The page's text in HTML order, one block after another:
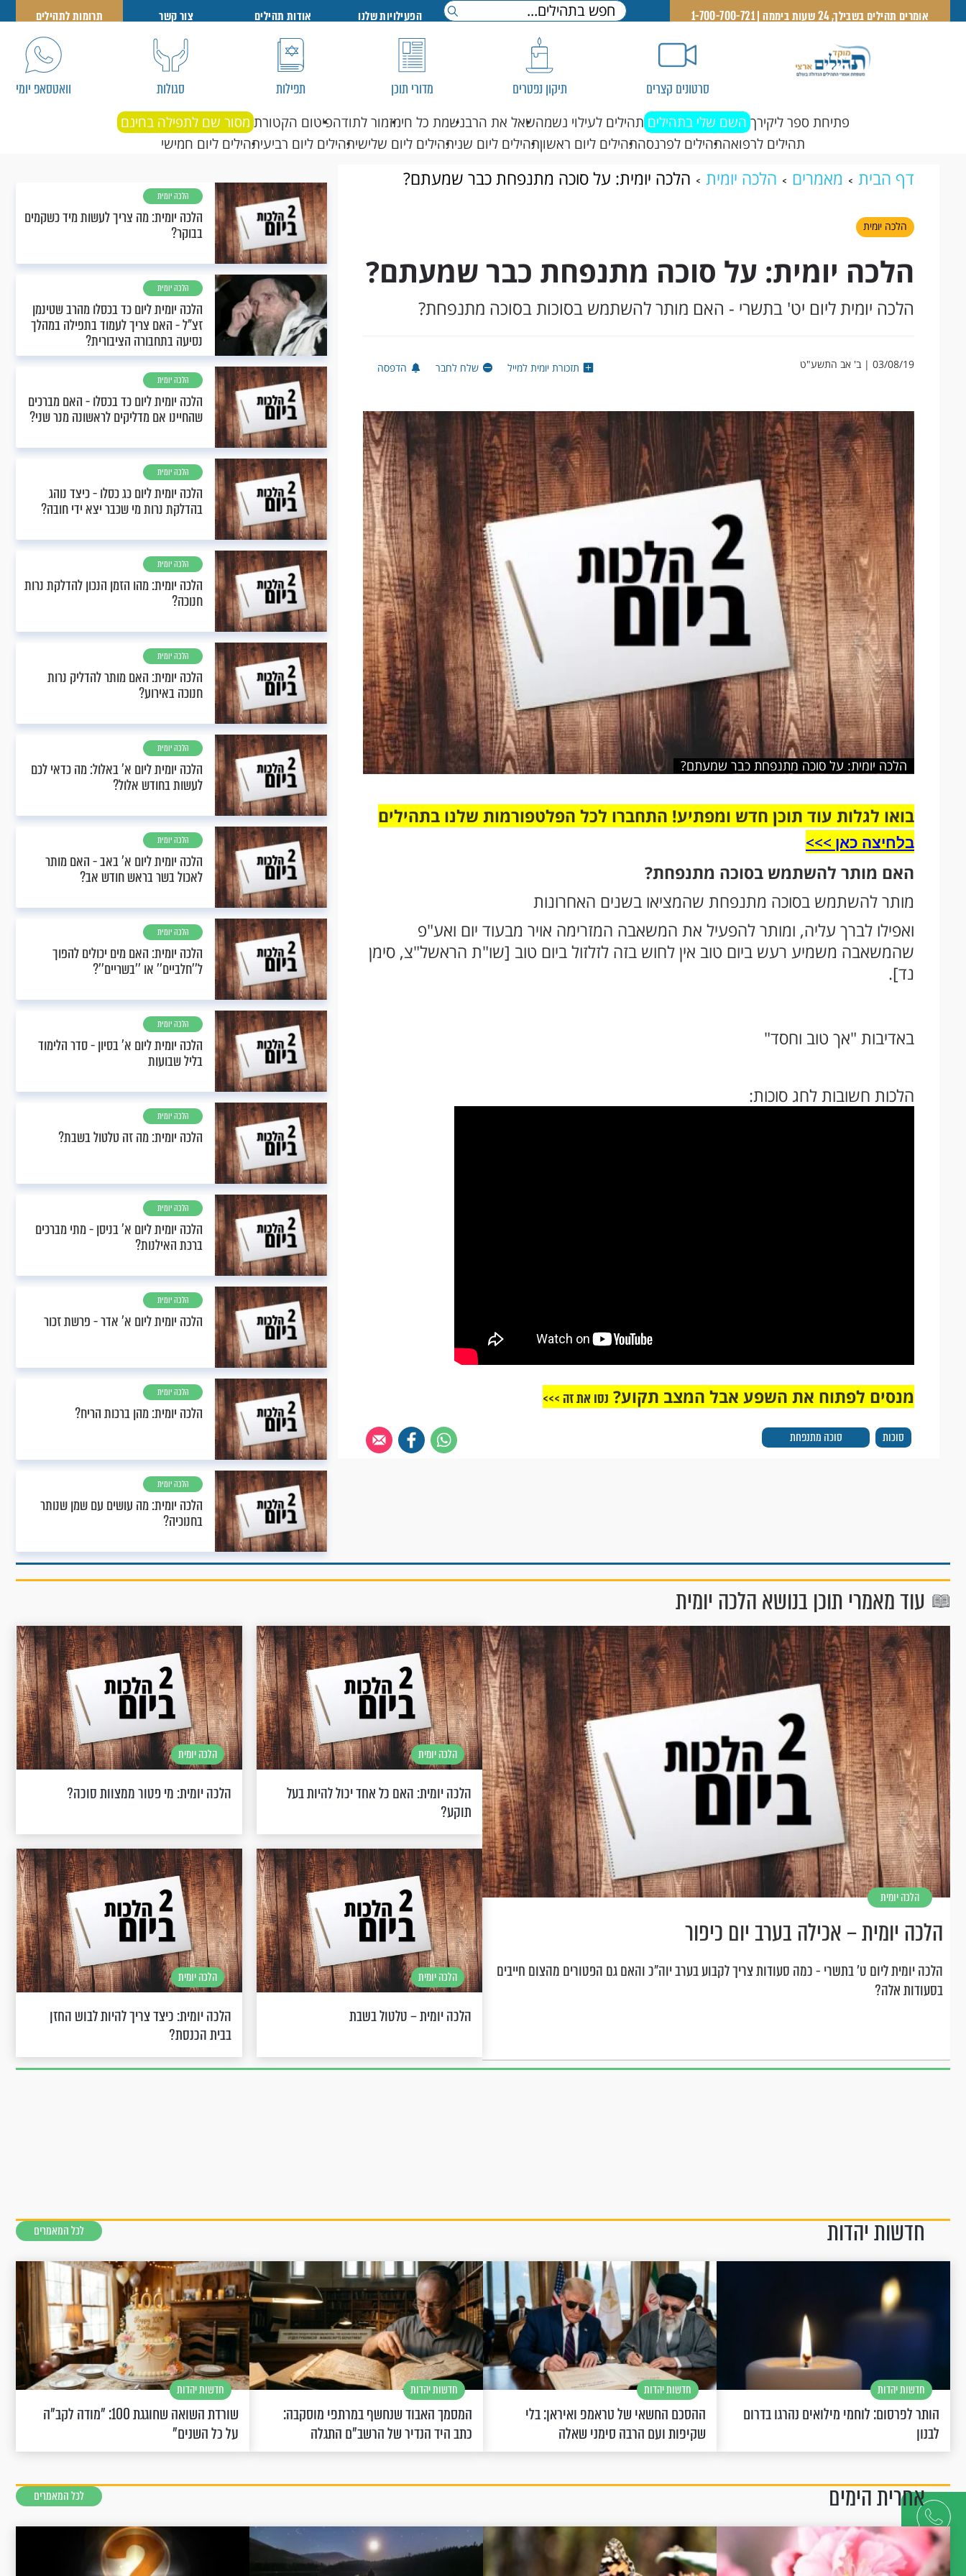
דברו
איתנו
אומרים תהילים בשבילך, 24 שעות ביממה | 1-700-700-721 הפעילויות שלנו אודות תהילים צור קשר תרומות לתהילים
סרטונים קצרים תיקון נפטרים מדורי תוכן תפילות סגולות וואטסאפ יומי
פתיחת ספר ליקירך השם שלי בתהילים תהילים לעילוי נשמהשאל את הרבנשמת כל חימזמור לתודהפיטום הקטורת מסור שם לתפילה בחינם
תהילים לרפואהתהילים לפרנסהתהילים ליום ראשוןתהילים ליום שניתהילים ליום שלישיתהילים ליום רביעיתהילים ליום חמישי
דף הבית מאמרים הלכה יומית הלכה יומית: על סוכה מתנפחת כבר שמעתם?
הלכה יומית
הלכה יומית: על סוכה מתנפחת כבר שמעתם?
הלכה יומית ליום יט' בתשרי - האם מותר להשתמש בסוכות בסוכה מתנפחת?
03/08/19 | ב' אב התשע"ט תזכורת יומית למייל שלח לחבר הדפסה
הלכה יומית: על סוכה מתנפחת כבר שמעתם?
בואו לגלות עוד תוכן חדש ומפתיע! התחברו לכל הפלטפורמות שלנו בתהילים
בלחיצה כאן >>>​
האם מותר להשתמש בסוכה מתנפחת?
מותר להשתמש בסוכה מתנפחת שהמציאו בשנים האחרונות
ואפילו לברך עליה, ומותר להפעיל את המשאבה המזרימה אויר מבעוד יום ואע"פ
שהמשאבה משמיע רעש ביום טוב אין לחוש בזה לזלזול ביום טוב [שו"ת הראשל"צ, סימן
נד].
באדיבות "אך טוב וחסד"
הלכות חשובות לחג סוכות:
סוכות סוכה מתנפחת
מנסים לפתוח את השפע אבל המצב תקוע? נסו את זה >>>
הלכה יומית
הלכה יומית: מה צריך לעשות מיד כשקמים
בבוקר?
הלכה יומית
הלכה יומית ליום כד בכסלו מהרב שטינמן
זצ"ל - האם צריך לעמוד בתפילה במהלך
נסיעה בתחבורה הציבורית?
הלכה יומית
הלכה יומית ליום כד בכסלו - האם מברכים
שהחיינו אם מדליקים לראשונה מנר שני?
הלכה יומית
הלכה יומית ליום כג כסלו - כיצד נוהג
בהדלקת נרות מי שכבר יצא ידי חובה?
הלכה יומית
הלכה יומית: מהו הזמן הנכון להדלקת נרות
חנוכה?
הלכה יומית
הלכה יומית: האם מותר להדליק נרות
חנוכה באירוע?
הלכה יומית
הלכה יומית ליום א' באלול: מה כדאי לכם
לעשות בחודש אלול?
הלכה יומית
הלכה יומית ליום א’ באב - האם מותר
לאכול בשר בראש חודש אב?
הלכה יומית
הלכה יומית: האם מים יכולים להפוך
ל''חלביים'' או ''בשריים''?
הלכה יומית
הלכה יומית ליום א’ בסיון - סדר הלימוד
בליל שבועות
הלכה יומית
הלכה יומית: מה זה טלטול בשבת?
הלכה יומית
הלכה יומית ליום א’ בניסן - מתי מברכים
ברכת האילנות?
הלכה יומית
הלכה יומית ליום א’ אדר - פרשת זכור
הלכה יומית
הלכה יומית: מהן ברכות הריח?
הלכה יומית
הלכה יומית: מה עושים עם שמן שנותר
בחנוכיה?
עוד מאמרי תוכן בנושא הלכה יומית
הלכה יומית
הלכה יומית – אכילה בערב יום כיפור
הלכה יומית ליום ט' בתשרי - כמה סעודות צריך לקבוע בערב יוה"כ והאם גם הפטורים מהצום חייבים
בסעודות אלה?
הלכה יומית
הלכה יומית: האם כל אחד יכול להיות בעל
תוקע?
הלכה יומית
הלכה יומית: מי פטור ממצוות סוכה?
הלכה יומית
הלכה יומית – טלטול בשבת
הלכה יומית
הלכה יומית: כיצד צריך להיות לבוש החזן
בבית הכנסת?
חדשות יהדות לכל המאמרים
חדשות יהדות
הותר לפרסום: לוחמי מילואים נהרגו בדרום
לבנון
חדשות יהדות
ההסכם החשאי של טראמפ ואיראן: בלי
שקיפות ועם הרבה סימני שאלה
חדשות יהדות
המסמך האבוד שנחשף במרתפי מוסקבה:
כתב היד הנדיר של הרשב"ם התגלה
חדשות יהדות
שורדת השואה שחוגגת 100: "מודה לקב"ה
על כל השנים"
אחרית הימים לכל המאמרים